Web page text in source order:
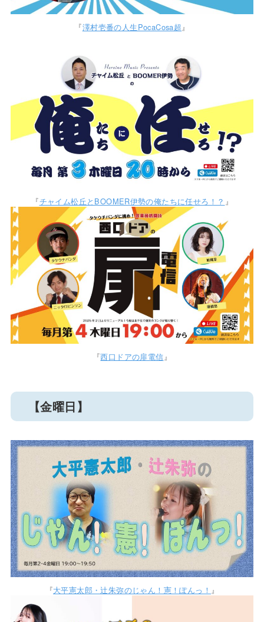
『澤村壱番の人生PocaCosa超』
『チャイム松丘とBOOMER伊勢の俺たちに任せろ！？ 』
『西口ドアの扉電信』
【金曜日】
『大平憲太郎・辻朱弥のじゃん！憲！ぽんっ！ 』